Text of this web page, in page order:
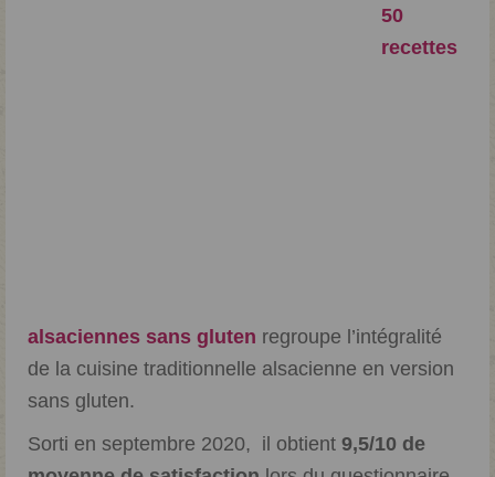
50
recettes
alsaciennes sans gluten regroupe l’intégralité
de la cuisine traditionnelle alsacienne en version
sans gluten.
Sorti en septembre 2020, il obtient 9,5/10 de